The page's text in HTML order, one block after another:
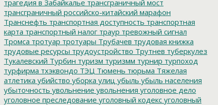
трагедия в Забайкалье трансграничный мост
трансграничный российско-китайский марафон
Транснефть транспортная доступность транспортная
карта транспортный налог траур тревожный сигнал
Тромса тротуар тротуары Трубачев трудовая книжка
трудовые ресурсы трудоустройство Трутнев туберкулез
Тукалевский Турбин туризм туризмм турнир турпоход
турфирма тхэквондо ТЭЦ Тюмень тюрьма Тяжелая
атлетика убийство уборка улиц убыль убыль населения
убыточность увольнение увольнения уголовное дело
уголовное преследование уголовный кодекс уголовный